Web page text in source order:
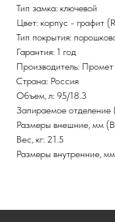
Тип замка: ключевой
Цвет: корпус - графит
Тип покрытия:
Гарантия: 1 год
Производитель: Промет
Страна: Россия
Объем, л: 95/18.3
Запираемое отделение
Размеры внешние, мм
Вес, кг: 21.5
Размеры внутренние,